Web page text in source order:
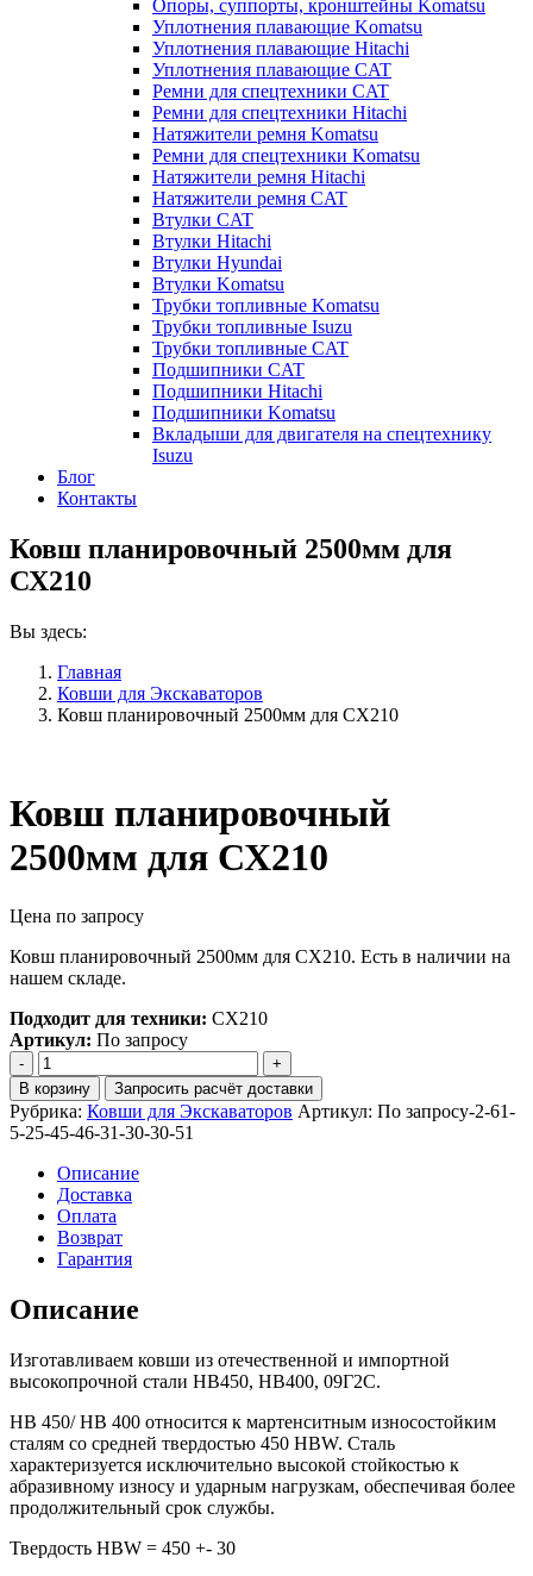
Опоры, суппорты, кронштейны Komatsu
Уплотнения плавающие Komatsu
Уплотнения плавающие Hitachi
Уплотнения плавающие CAT
Ремни для спецтехники CAT
Ремни для спецтехники Hitachi
Натяжители ремня Komatsu
Ремни для спецтехники Komatsu
Натяжители ремня Hitachi
Натяжители ремня CAT
Втулки CAT
Втулки Hitachi
Втулки Hyundai
Втулки Komatsu
Трубки топливные Komatsu
Трубки топливные Isuzu
Трубки топливные CAT
Подшипники CAT
Подшипники Hitachi
Подшипники Komatsu
Вкладыши для двигателя на спецтехнику
Isuzu
Блог
Контакты
Ковш планировочный 2500мм для
СХ210
Вы здесь:
Главная
Ковши для Экскаваторов
Ковш планировочный 2500мм для СХ210
Ковш планировочный
2500мм для СХ210
Цена по запросу
Ковш планировочный 2500мм для СХ210. Есть в наличии на
нашем складе.
Подходит для техники: СХ210
Артикул: По запросу
Количество
Ковш
планировочный
2500мм
для
СХ210
В корзину Запросить расчёт доставки
Рубрика: Ковши для Экскаваторов Артикул: По запросу-2-61-
5-25-45-46-31-30-30-51
Описание
Доставка
Оплата
Возврат
Гарантия
Описание
Изготавливаем ковши из отечественной и импортной
высокопрочной стали HB450, HB400, 09Г2С.
HB 450/ HB 400 относится к мартенситным износостойким
сталям со средней твердостью 450 HBW. Сталь
характеризуется исключительно высокой стойкостью к
абразивному износу и ударным нагрузкам, обеспечивая более
продолжительный срок службы.
Твердость HBW = 450 +- 30